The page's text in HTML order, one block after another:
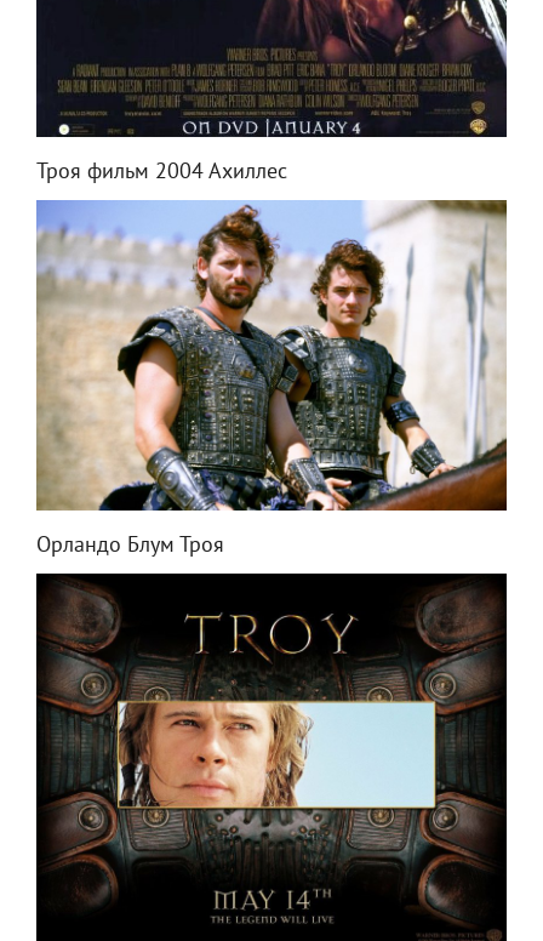
Троя фильм 2004 Ахиллес
Орландо Блум Троя